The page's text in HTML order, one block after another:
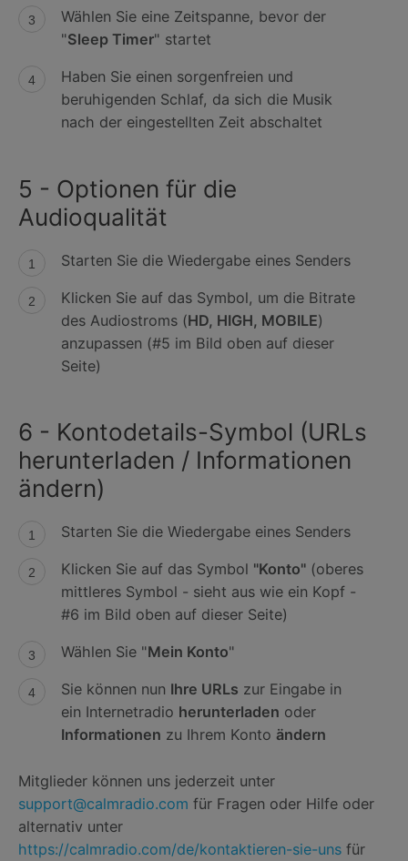
Wählen Sie eine Zeitspanne, bevor der
"Sleep Timer" startet
Haben Sie einen sorgenfreien und
beruhigenden Schlaf, da sich die Musik
nach der eingestellten Zeit abschaltet
5 - Optionen für die
Audioqualität
Starten Sie die Wiedergabe eines Senders
Klicken Sie auf das Symbol, um die Bitrate
des Audiostroms (HD, HIGH, MOBILE)
anzupassen (#5 im Bild oben auf dieser
Seite)
6 - Kontodetails-Symbol (URLs
herunterladen / Informationen
ändern)
Starten Sie die Wiedergabe eines Senders
Klicken Sie auf das Symbol "Konto"(oberes
mittleres Symbol - sieht aus wie ein Kopf -
#6 im Bild oben auf dieser Seite)
Wählen Sie "Mein Konto"
Sie können nun Ihre URLs zur Eingabe in
ein Internetradio herunterladen oder
Informationen zu Ihrem Konto ändern
Mitglieder können uns jederzeit unter
support@calmradio.com für Fragen oder Hilfe oder
alternativ unter
https://calmradio.com/de/kontaktieren-sie-uns für